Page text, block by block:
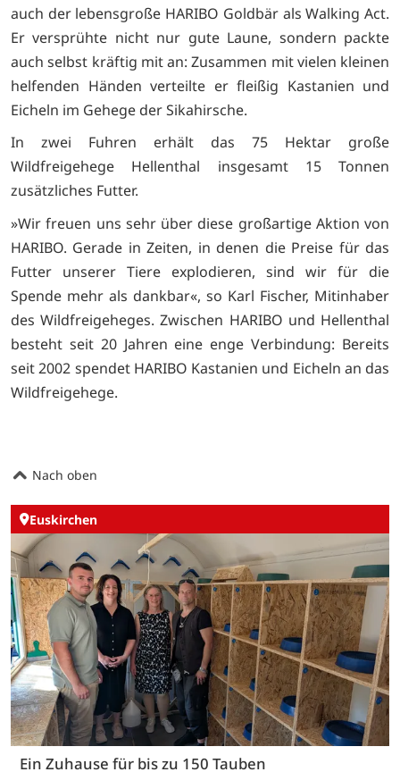
auch der lebensgroße HARIBO Goldbär als Walking Act.
Er versprühte nicht nur gute Laune, sondern packte
auch selbst kräftig mit an: Zusammen mit vielen kleinen
helfenden Händen verteilte er fleißig Kastanien und
Eicheln im Gehege der Sikahirsche.
In zwei Fuhren erhält das 75 Hektar große
Wildfreigehege Hellenthal insgesamt 15 Tonnen
zusätzliches Futter.
»Wir freuen uns sehr über diese großartige Aktion von
HARIBO. Gerade in Zeiten, in denen die Preise für das
Futter unserer Tiere explodieren, sind wir für die
Spende mehr als dankbar«, so Karl Fischer, Mitinhaber
des Wildfreigeheges. Zwischen HARIBO und Hellenthal
besteht seit 20 Jahren eine enge Verbindung: Bereits
seit 2002 spendet HARIBO Kastanien und Eicheln an das
Wildfreigehege.
Nach oben
Euskirchen
Ein Zuhause für bis zu 150 Tauben